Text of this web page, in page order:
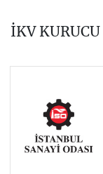
İKV